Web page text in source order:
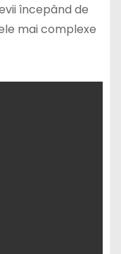
începând de
mai complexe